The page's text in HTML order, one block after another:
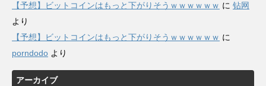
【予想】ビットコインはもっと下がりそうｗｗｗｗｗｗ に 钻网
より
【予想】ビットコインはもっと下がりそうｗｗｗｗｗｗ に
porndodo より
アーカイブ